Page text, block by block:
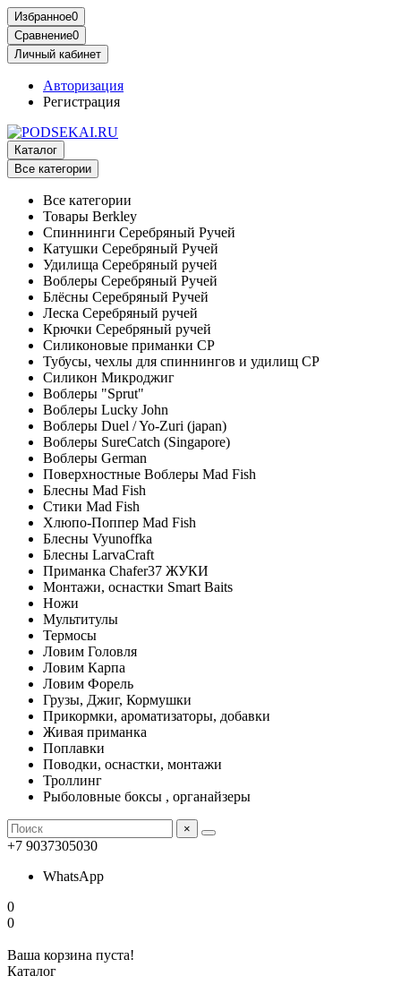
Избранное0
Сравнение0
Личный кабинет
Авторизация
Регистрация
Каталог
Все категории
Все категории
Товары Berkley
Спиннинги Серебряный Ручей
Катушки Серебряный Ручей
Удилища Серебряный ручей
Воблеры Серебряный Ручей
Блёсны Серебряный Ручей
Леска Серебряный ручей
Крючки Серебряный ручей
Силиконовые приманки СР
Тубусы, чехлы для спиннингов и удилищ СР
Силикон Микроджиг
Воблеры "Sprut"
Воблеры Lucky John
Воблеры Duel / Yo-Zuri (japan)
Воблеры SureCatch (Singapore)
Воблеры German
Поверхностные Воблеры Mad Fish
Блесны Mad Fish
Стики Mad Fish
Хлюпо-Поппер Mad Fish
Блесны Vyunoffka
Блесны LarvaCraft
Приманка Chafer37 ЖУКИ
Монтажи, оснастки Smart Baits
Ножи
Мультитулы
Термосы
Ловим Головля
Ловим Карпа
Ловим Форель
Грузы, Джиг, Кормушки
Прикормки, ароматизаторы, добавки
Живая приманка
Поплавки
Поводки, оснастки, монтажи
Троллинг
Рыболовные боксы , органайзеры
×
+7 9037305030
WhatsApp
0
0
Ваша корзина пуста!
Каталог